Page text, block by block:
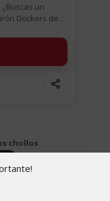
un
Dockers de
chollos